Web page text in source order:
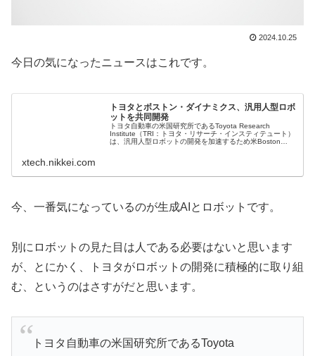
2024.10.25
今日の気になったニュースはこれです。
トヨタとボストン・ダイナミクス、汎用人型ロボ
ットを共同開発
トヨタ自動車の米国研究所であるToyota Research
Institute（TRI：トヨタ・リサーチ・インスティテュート）
は、汎用人型ロボットの開発を加速するため米Boston
xtech.nikkei.com
今、一番気になっているのが生成AIとロボットです。
別にロボットの見た目は人である必要はないと思います
が、とにかく、トヨタがロボットの開発に積極的に取り組
む、というのはさすがだと思います。
トヨタ自動車の米国研究所であるToyota